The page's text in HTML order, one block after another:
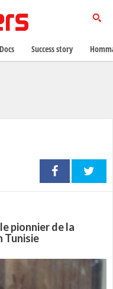
pionnier de la
Tunisie
Success story